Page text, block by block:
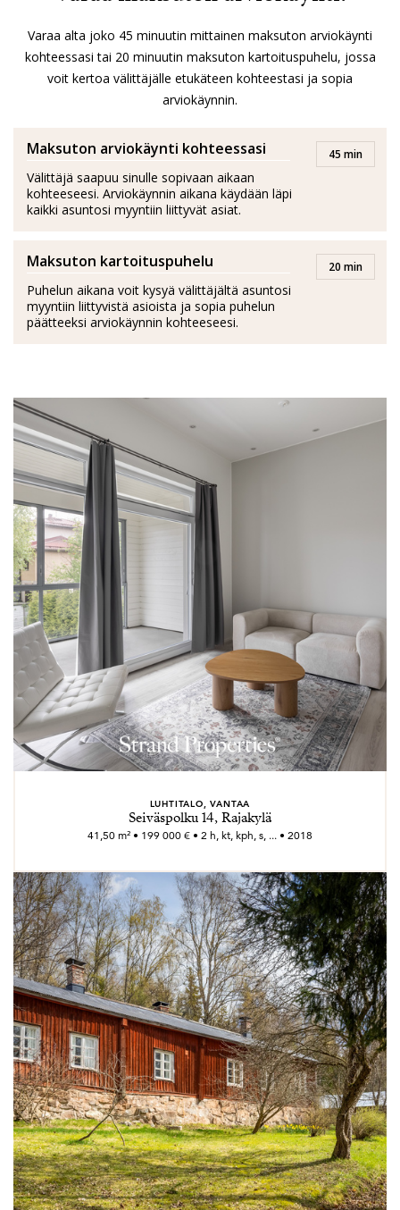
huippuammattilaiseksi, jota voi varauksetta suositella.
Oskun laaja ja monipuolinen aikaisempi tausta
liiketoiminnan kehittämisestä, analysoinnista sekä
kiinteistönvälityksestä ovat muokanneet hänestä
rautaisen asiantuntijan, jonka erittäin vahvan
osaamisen saat täysimääräisesti käyttöösi.
Varaa alta joko 45 minuutin mittainen maksuton arviokäynti
kohteessasi tai 20 minuutin maksuton kartoituspuhelu, jossa
voit kertoa välittäjälle etukäteen kohteestasi ja sopia
arviokäynnin.
Maksuton arviokäynti kohteessasi 45 min
Välittäjä saapuu sinulle sopivaan aikaan
kohteeseesi. Arviokäynnin aikana käydään läpi
kaikki asuntosi myyntiin liittyvät asiat.
Maksuton kartoituspuhelu 20 min
Puhelun aikana voit kysyä välittäjältä asuntosi
myyntiin liittyvistä asioista ja sopia puhelun
päätteeksi arviokäynnin kohteeseesi.
LUHTITALO, VANTAA
Seiväspolku 14, Rajakylä
41,50 m² • 199 000 € • 2 h, kt, kph, s, ... • 2018